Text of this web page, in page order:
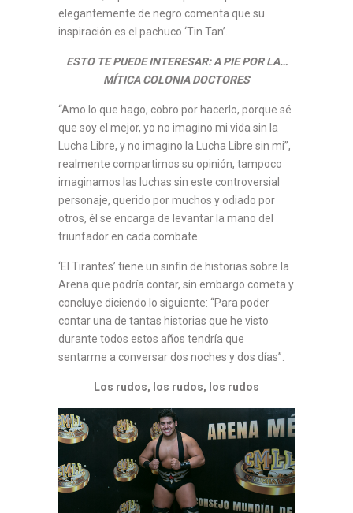
elegantemente de negro comenta que su
inspiración es el pachuco ‘Tin Tan’.
ESTO TE PUEDE INTERESAR: A PIE POR LA…
MÍTICA COLONIA DOCTORES
“Amo lo que hago, cobro por hacerlo, porque sé
que soy el mejor, yo no imagino mi vida sin la
Lucha Libre, y no imagino la Lucha Libre sin mi”,
realmente compartimos su opinión, tampoco
imaginamos las luchas sin este controversial
personaje, querido por muchos y odiado por
otros, él se encarga de levantar la mano del
triunfador en cada combate.
‘El Tirantes’ tiene un sinfin de historias sobre la
Arena que podría contar, sin embargo cometa y
concluye diciendo lo siguiente: “Para poder
contar una de tantas historias que he visto
durante todos estos años tendría que
sentarme a conversar dos noches y dos días”.
Los rudos, los rudos, los rudos